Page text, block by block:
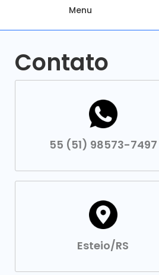
Menu
Contato
55 (51) 98573-7497
Esteio/RS